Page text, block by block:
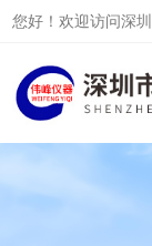
您好！欢迎访问深